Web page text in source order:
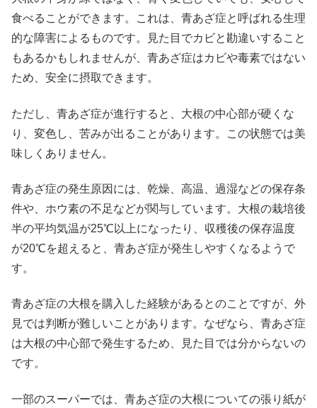
食べることができます。これは、青あざ症と呼ばれる生理
的な障害によるものです。見た目でカビと勘違いすること
もあるかもしれませんが、青あざ症はカビや毒素ではない
ため、安全に摂取できます。
ただし、青あざ症が進行すると、大根の中心部が硬くな
り、変色し、苦みが出ることがあります。この状態では美
味しくありません。
青あざ症の発生原因には、乾燥、高温、過湿などの保存条
件や、ホウ素の不足などが関与しています。大根の栽培後
半の平均気温が25℃以上になったり、収穫後の保存温度
が20℃を超えると、青あざ症が発生しやすくなるようで
す。
青あざ症の大根を購入した経験があるとのことですが、外
見では判断が難しいことがあります。なぜなら、青あざ症
は大根の中心部で発生するため、見た目では分からないの
です。
一部のスーパーでは、青あざ症の大根についての張り紙が